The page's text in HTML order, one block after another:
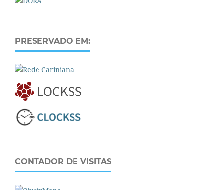
PRESERVADO EM:
CONTADOR DE VISITAS